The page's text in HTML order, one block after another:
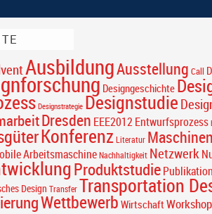
AusbildungAusstellung Call
Designgeschichte
Designstrategie Designstudie
Dresden EEE2012Entwurfsprozess
KonferenzLiteratur
ArbeitsmaschineNachhaltigkeit Netzwerk
Produktstudie
Design Transfer Transportation
Wettbewerb Wirtschaft Workshop